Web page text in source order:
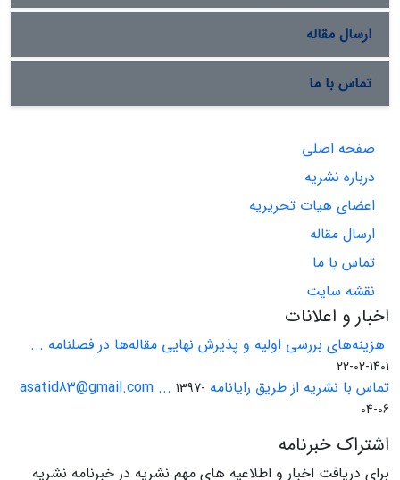
ارسال مقاله
تماس با ما
صفحه اصلی
درباره نشریه
اعضای هیات تحریریه
ارسال مقاله
تماس با ما
نقشه سایت
اخبار و اعلانات
هزینه‌های بررسی اولیه و پذیرش نهایی مقاله‌ها در فصلنامه ...
1401-02-22
تماس با نشریه از طریق رایانامه asatid83@gmail.com ... 1397-
04-06
اشتراک خبرنامه
برای دریافت اخبار و اطلاعیه های مهم نشریه در خبرنامه نشریه